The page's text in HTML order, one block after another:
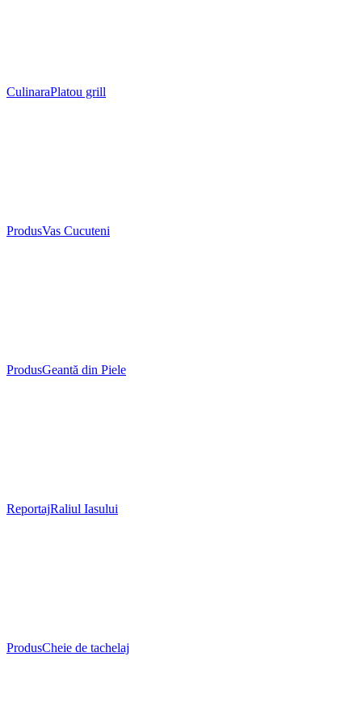
CulinaraPlatou grill
ProdusVas Cucuteni
ProdusGeantă din Piele
ReportajRaliul Iasului
ProdusCheie de tachelaj